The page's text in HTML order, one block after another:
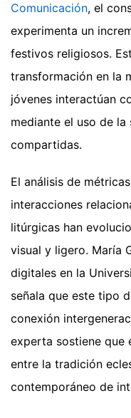
Comunicación, el
experimenta un
festivos religiosos.
transformación en la
jóvenes interactúan
mediante el uso de
compartidas.
El análisis de
interacciones
litúrgicas han
visual y ligero. María
digitales en la
señala que este tipo
conexión
experta sostiene que
entre la tradición
contemporáneo de